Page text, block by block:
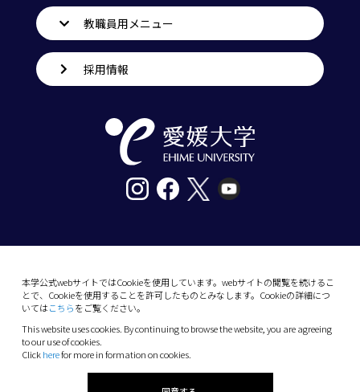
本学公式webサイトではCookieを使用しています。webサイトの閲覧を続けるこ
とで、Cookieを使用することを許可したものとみなします。Cookieの詳細につ
いてはこちらをご覧ください。
This website uses cookies. By continuing to browse the website, you are agreeing
to our use of cookies.
Clickherefor more in formation on cookies.
教職員用メニュー
採用情報
10-13 Dogo-Himata, Matsuyama, Ehime 790-
Phone: +81 89-927-9000
(C) 2026 Ehime University.